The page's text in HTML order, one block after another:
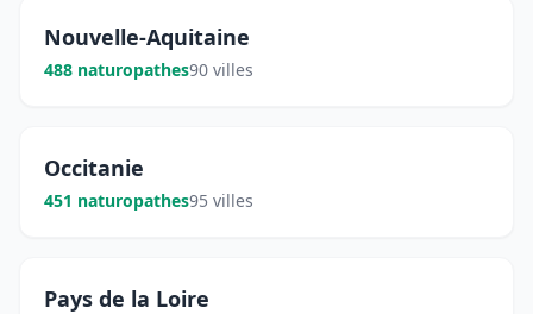
Nouvelle-Aquitaine
488 naturopathes90 villes
Occitanie
451 naturopathes95 villes
Pays de la Loire